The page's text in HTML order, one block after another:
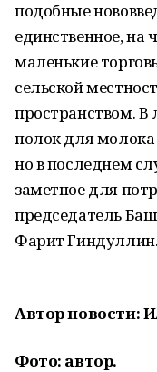
подобные
единственное, на
маленькие
сельской
пространством. В
полок для
но в последнем
заметное для
председатель
Фарит Гиндуллин.
Автор новости:
Фото: автор.